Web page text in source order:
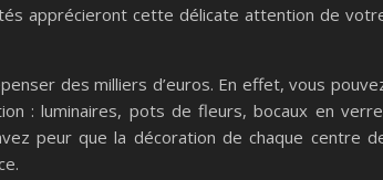
apprécieront cette délicate attention de
des milliers d’euros. En effet, vous
: luminaires, pots de fleurs, bocaux en
peur que la décoration de chaque centre